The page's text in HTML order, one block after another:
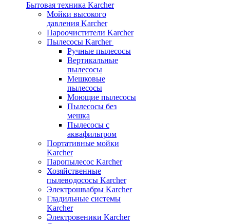
Бытовая техника Karcher
Мойки высокого
давления Karcher
Пароочистители Karcher
Пылесосы Karcher
Ручные пылесосы
Вертикальные
пылесосы
Мешковые
пылесосы
Моющие пылесосы
Пылесосы без
мешка
Пылесосы с
аквафильтром
Портативные мойки
Karcher
Паропылесос Karcher
Хозяйственные
пылеводососы Karcher
Электрошвабры Karcher
Гладильные системы
Karcher
Электровеники Karcher